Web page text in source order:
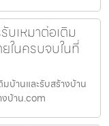
บเหมาต่อเติม
ในครบจบในที่
มบ้านและรับสร้างบ้าน
งบ้าน.com